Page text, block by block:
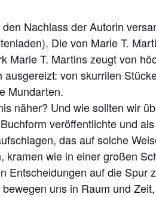
Nachlass der Autorin
Die von Marie T.
Marie T. Martins zeugt von
von skurrilen
Mundarten.
näher? Und wie sollten wir
veröffentlichte und
das auf solche
wie in einer großen
auf die Spur
uns in Raum und